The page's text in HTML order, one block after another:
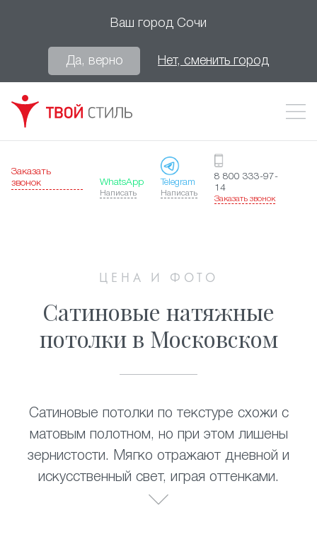
Ваш город Сочи
Да, верно Нет, сменить город
Заказать
звонок
WhatsApp
Написать
Telegram
Написать
8 800 333-97-
14
Заказать звонок
ЦЕНА И ФОТО
Сатиновые натяжные
потолки в Московском
Сатиновые потолки по текстуре схожи с
матовым полотном, но при этом лишены
зернистости. Мягко отражают дневной и
искусственный свет, играя оттенками.